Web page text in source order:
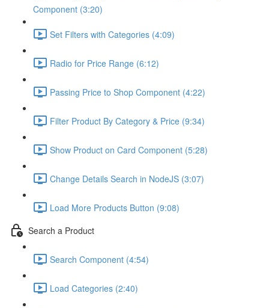
Component (3:20)
Set Filters with Categories (4:09)
Radio for Price Range (6:12)
Passing Price to Shop Component (4:22)
Filter Product By Category & Price (9:34)
Show Product on Card Component (5:28)
Change Details Search in NodeJS (3:07)
Load More Products Button (9:08)
Search a Product
Search Component (4:54)
Load Categories (2:40)